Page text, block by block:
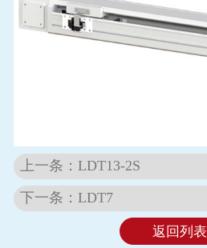
上一条：LDT13-2S
下一条：LDT7
返回列表